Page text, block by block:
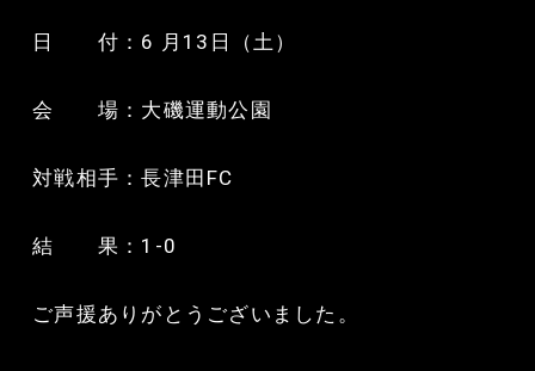
日 付：6 月13日（土）
会 場：大磯運動公園
対戦相手：長津田FC
結 果：1-0
ご声援ありがとうございました。